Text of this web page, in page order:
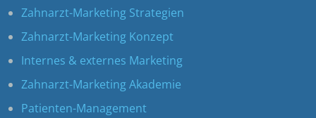
Zahnarzt-Marketing Strategien
Zahnarzt-Marketing Konzept
Internes & externes Marketing
Zahnarzt-Marketing Akademie
Patienten-Management